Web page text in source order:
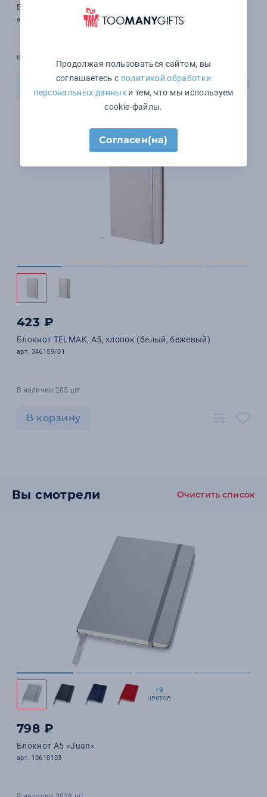
Блокнот Cluster Mini в клетку, оранжевый
арт. 15209.20
В наличии 7721 шт.
423 ₽
Блокнот TELMAK, A5, хлопок (белый, бежевый)
арт. 346159/01
В наличии 285 шт.
В корзину
Вы смотрели Очистить список
+9
цветов
798 ₽
Блокнот А5 «Juan»
арт. 10618103
Продолжая пользоваться сайтом, вы
соглашаетесь с политикой обработки
персональных данныхи тем, что мы используем
cookie-файлы.
Согласен(на)